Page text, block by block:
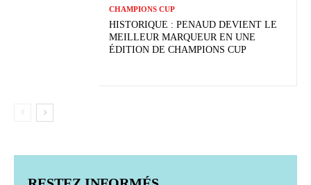
CHAMPIONS CUP
HISTORIQUE : PENAUD DEVIENT LE
MEILLEUR MARQUEUR EN UNE
ÉDITION DE CHAMPIONS CUP